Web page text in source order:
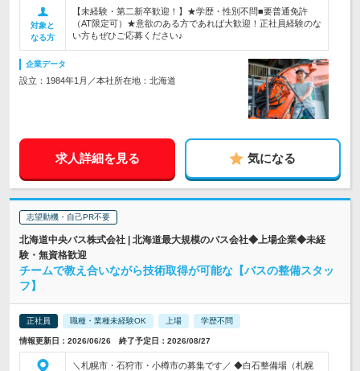
対象と
なる方
【未経験・第二新卒歓迎！】★学歴・性別不問■要普通免許
（AT限定可）★意欲のある方であれば大歓迎！正社員経験のな
い方もぜひご応募ください♪
企業データ
設立：1984年1月／本社所在地：北海道
求人詳細を見る 気になる
志望動機・自己PR不要
北海道中央バス株式会社 | 北海道最大規模のバス会社◆上場企業◆未経
験・無資格歓迎
チームで教え合いながら技術取得が可能な【バスの整備スタッ
フ】
正社員 職種・業種未経験OK 上場 学歴不問
情報更新日：2026/06/26 終了予定日：2026/08/27
＼札幌市・石狩市・小樽市の募集です／ ◆白石整備場（札幌